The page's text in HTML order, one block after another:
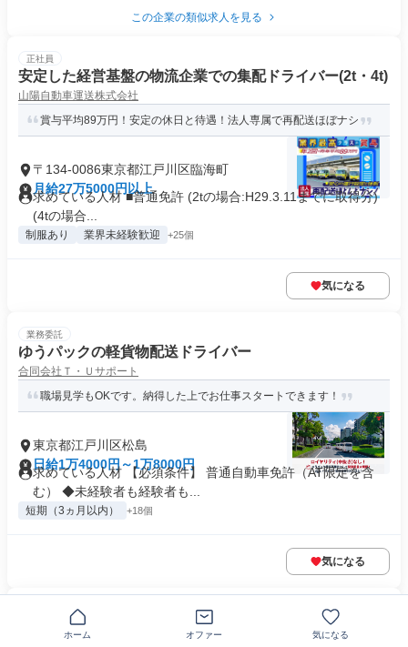
この企業の類似求人を見る
正社員
安定した経営基盤の物流企業での集配ドライバー(2t・4t)
山陽自動車運送株式会社
賞与平均89万円！安定の休日と待遇！法人専属で再配送ほぼナシ
〒134-0086東京都江戸川区臨海町
月給27万5000円以上
求めている人材 ■普通免許 (2tの場合:H29.3.11までに取得分)
(4tの場合...
制服あり 業界未経験歓迎 +25個
気になる
業務委託
ゆうパックの軽貨物配送ドライバー
合同会社Ｔ・Ｕサポート
職場見学もOKです。納得した上でお仕事スタートできます！
東京都江戸川区松島
日給1万4000円～1万8000円
求めている人材 【必須条件】 普通自動車免許（AT限定を含
む） ◆未経験者も経験者も...
短期（3ヵ月以内） +18個
気になる
7tセルフホーム オファー 気になる